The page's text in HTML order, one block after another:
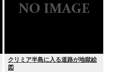
クリミア半島に入る道路が地獄絵
図